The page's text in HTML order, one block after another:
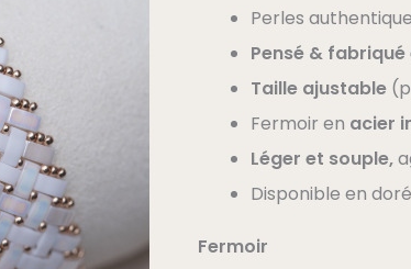
Perles
Pensé &
Taille ajustable
Fermoir en acier
Léger et souple,
Disponible en
Fermoir